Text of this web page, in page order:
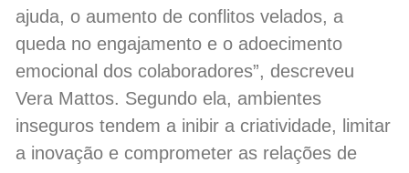
ajuda, o aumento de conflitos velados, a
queda no engajamento e o adoecimento
emocional dos colaboradores”, descreveu
Vera Mattos. Segundo ela, ambientes
inseguros tendem a inibir a criatividade, limitar
a inovação e comprometer as relações de